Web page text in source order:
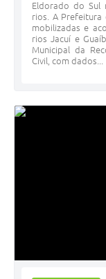
Eldorado do Sul
rios. A Prefeitura
mobilizadas e
rios Jacuí e
Municipal da
Civil, com dados...